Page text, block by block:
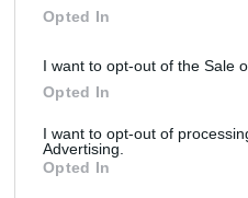
Opted In
I want to opt-out of the Sale
Opted In
I want to opt-out of
Advertising.
Opted In